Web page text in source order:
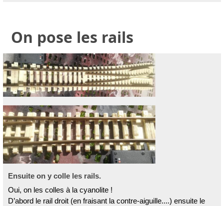
On pose les rails
Ensuite on y colle les rails.
Oui, on les colles à la cyanolite !
D’abord le rail droit (en fraisant la contre-aiguille....) ensuite le